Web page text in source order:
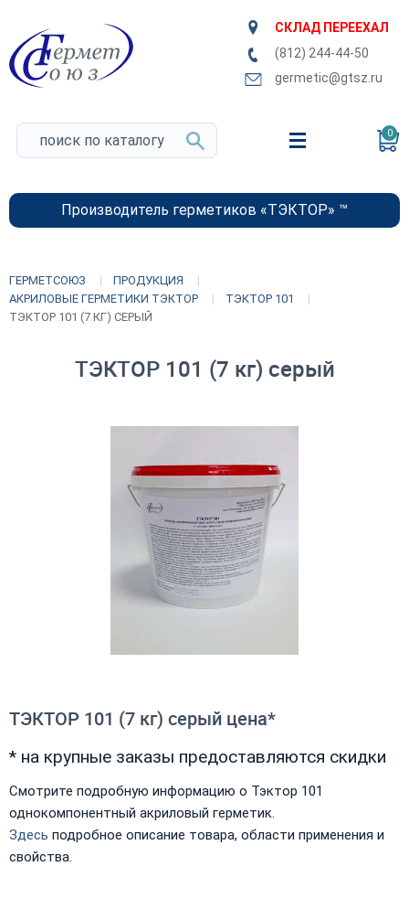
СКЛАД ПЕРЕЕХАЛ
(812) 244-44-50
germetic@gtsz.ru
0
Производитель герметиков «ТЭКТОР» ™
ГЕРМЕТСОЮЗ
ПРОДУКЦИЯ
АКРИЛОВЫЕ ГЕРМЕТИКИ ТЭКТОР
ТЭКТОР 101
ТЭКТОР 101 (7 КГ) СЕРЫЙ
ТЭКТОР 101 (7 кг) серый
ТЭКТОР 101 (7 кг) серый цена*
* на крупные заказы предоставляются скидки
Смотрите подробную информацию о Тэктор 101
однокомпонентный акриловый герметик.
Здесь подробное описание товара, области применения и
свойства.